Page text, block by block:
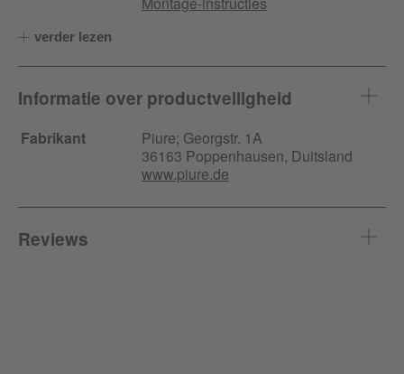
verder lezen
Informatie over productveiligheid
Fabrikant Piure; Georgstr. 1A
36163 Poppenhausen, Duitsland
www.piure.de
Reviews